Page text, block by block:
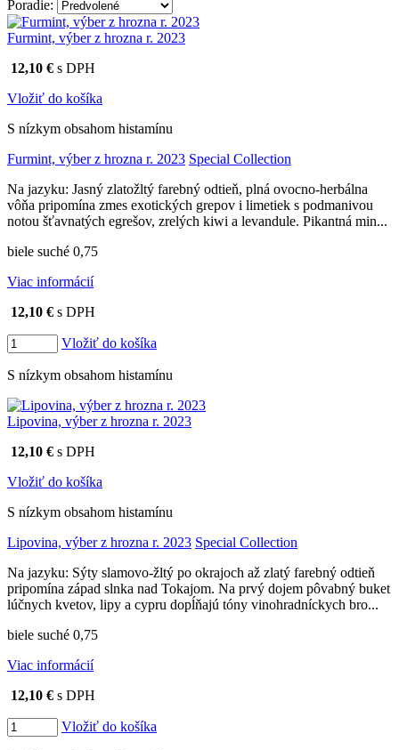
Vyrábame kvalitné odrodové a výberové vína. Ako prví sme
priniesli na slovenský trh sólo spracované vína z tokajských odrôd
Furmint, Lipovina a Muškát žltý reduktívnou technológiou. Hrozno
spracúvame najmodernejšími technológiami, vrátane riadenej
fermentácie.
Poradie:
Furmint, výber z hrozna r. 2023
12,10 € s DPH
Vložiť do košíka
S nízkym obsahom histamínu
Furmint, výber z hrozna r. 2023 Special Collection
Na jazyku: Jasný zlatožltý farebný odtieň, plná ovocno-herbálna
vôňa pripomína zmes exotických grepov i limetiek s podmanivou
notou šťavnatých egrešov, zrelých kiwi a levandule. Pikantná min...
biele suché 0,75
Viac informácií
12,10 € s DPH
Vložiť do košíka
S nízkym obsahom histamínu
Lipovina, výber z hrozna r. 2023
12,10 € s DPH
Vložiť do košíka
S nízkym obsahom histamínu
Lipovina, výber z hrozna r. 2023 Special Collection
Na jazyku: Sýty slamovo-žltý po okrajoch až zlatý farebný odtieň
pripomína západ slnka nad Tokajom. Na prvý dojem pôvabný buket
lúčnych kvetov, lipy a cypru dopĺňajú tóny vinohradníckych bro...
biele suché 0,75
Viac informácií
12,10 € s DPH
Vložiť do košíka